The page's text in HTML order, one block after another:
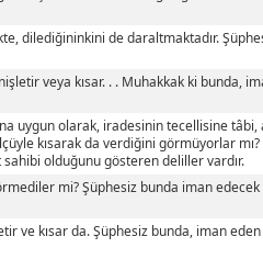
dilediğininkini de daraltmaktadır.
veya kısar. . . Muhakkak ki bunda,
uygun olarak, iradesinin tecellisine tâbi,
kısarak da verdiğini görmüyorlar
olduğunu gösteren deliller vardır.
mi? Şüphesiz bunda iman
ve kısar da. Şüphesiz bunda, iman